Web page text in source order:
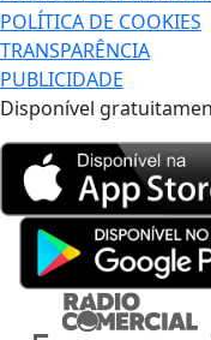
POLÍTICA DE COOKIES
TRANSPARÊNCIA
PUBLICIDADE
Disponível